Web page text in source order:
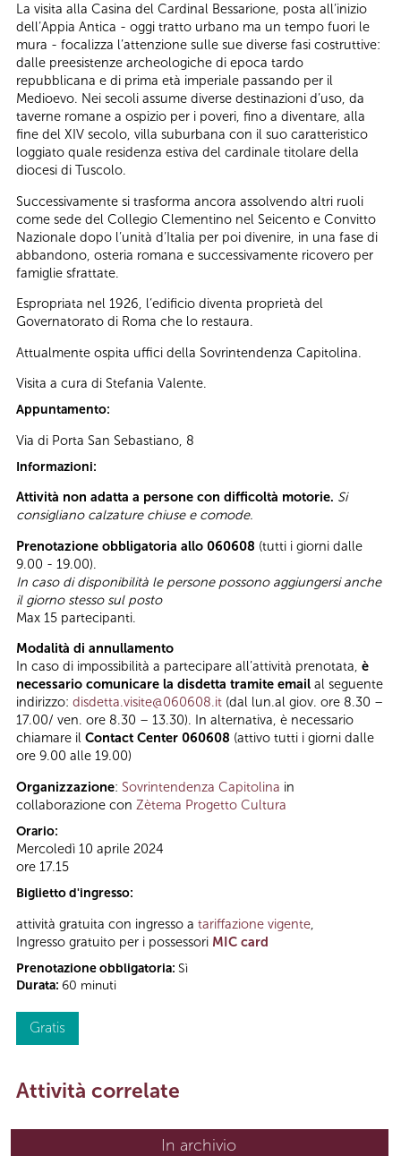
La visita alla Casina del Cardinal Bessarione, posta all’inizio
dell’Appia Antica - oggi tratto urbano ma un tempo fuori le
mura - focalizza l’attenzione sulle sue diverse fasi costruttive:
dalle preesistenze archeologiche di epoca tardo
repubblicana e di prima età imperiale passando per il
Medioevo. Nei secoli assume diverse destinazioni d’uso, da
taverne romane a ospizio per i poveri, fino a diventare, alla
fine del XIV secolo, villa suburbana con il suo caratteristico
loggiato quale residenza estiva del cardinale titolare della
diocesi di Tuscolo.
Successivamente si trasforma ancora assolvendo altri ruoli
come sede del Collegio Clementino nel Seicento e Convitto
Nazionale dopo l’unità d’Italia per poi divenire, in una fase di
abbandono, osteria romana e successivamente ricovero per
famiglie sfrattate.
Espropriata nel 1926, l’edificio diventa proprietà del
Governatorato di Roma che lo restaura.
Attualmente ospita uffici della Sovrintendenza Capitolina.
Visita a cura di Stefania Valente.
Appuntamento:
Via di Porta San Sebastiano, 8
Informazioni:
Attività non adatta a persone con difficoltà motorie. Si
consigliano calzature chiuse e comode.
Prenotazione obbligatoria allo 060608 (tutti i giorni dalle
9.00 - 19.00).
In caso di disponibilità le persone possono aggiungersi anche
il giorno stesso sul posto
Max 15 partecipanti.
Modalità di annullamento
In caso di impossibilità a partecipare all’attività prenotata, è
necessario comunicare la disdetta tramite email al seguente
indirizzo: disdetta.visite@060608.it (dal lun.al giov. ore 8.30 –
17.00/ ven. ore 8.30 – 13.30). In alternativa, è necessario
chiamare il Contact Center 060608 (attivo tutti i giorni dalle
ore 9.00 alle 19.00)
Organizzazione: Sovrintendenza Capitolina in
collaborazione con Zètema Progetto Cultura
Orario:
Mercoledì 10 aprile 2024
ore 17.15
Biglietto d'ingresso:
attività gratuita con ingresso a tariffazione vigente
Ingresso gratuito per i possessori MIC card
Prenotazione obbligatoria: Sì
Durata: 60 minuti
Gratis
Attività correlate
In archivio